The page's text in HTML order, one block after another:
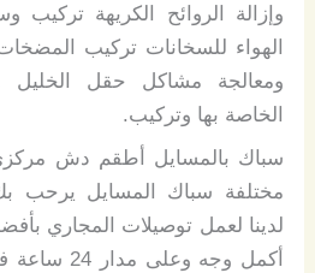
وإزالة الروائح الكريهة
الهواء للسخانات تركيب
ومعالجة مشاكل حقل الخليل
الخاصة بها وتركيب.
سباك بالمسايل أطقم دش
مختلفة سباك المسايل يرحب
لدينا لعمل توصيلات المجاري
أكمل وجه